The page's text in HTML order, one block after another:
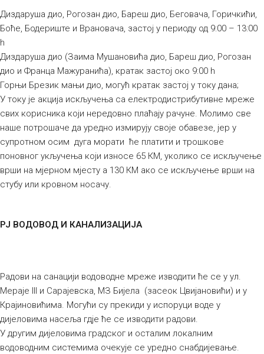
Диздаруша дио, Рогозан дио, Бареш дио, Беговача, Горичкићи,
Боће, Бодериште и Врановача, застој у периоду од 9:00 – 13:00
h
Диздаруша дио (Заима Мушановића дио, Бареш дио, Рогозан
дио и Франца Мажуранића), кратак застој око 9:00 h
Горњи Брезик мањи дио, могућ кратак застој у току дана;
У току је акција искључења са електродистрибутивне мреже
свих корисника који нередовно плаћају рачуне. Молимо све
наше потрошаче да уредно измирују своје обавезе, јер у
супротном осим дуга морати ће платити и трошкове
поновног укључења који износе 65 КМ, уколико се искључење
врши на мјерном мјесту а 130 КМ ако се искључење врши на
стубу или кровном носачу.
РЈ ВОДОВОД И КАНАЛИЗАЦИЈА
Радови на санацији водоводне мреже изводити ће се у ул.
Мераје III и Сарајевска, МЗ Бијела (засеок Цвијановићи) и у
Крајиновићима. Могући су прекиди у испоруци воде у
дијеловима насеља гдје ће се изводити радови.
У другим дијеловима градског и осталим локалним
водоводним системима очекује се уредно снабдијевање.